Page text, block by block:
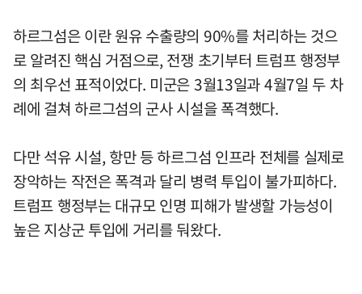
하르그섬은 이란 원유 수출량의 90%를 처리하는 것으
로 알려진 핵심 거점으로, 전쟁 초기부터 트럼프 행정부
의 최우선 표적이었다. 미군은 3월13일과 4월7일 두 차
례에 걸쳐 하르그섬의 군사 시설을 폭격했다.
다만 석유 시설, 항만 등 하르그섬 인프라 전체를 실제로
장악하는 작전은 폭격과 달리 병력 투입이 불가피하다.
트럼프 행정부는 대규모 인명 피해가 발생할 가능성이
높은 지상군 투입에 거리를 둬왔다.